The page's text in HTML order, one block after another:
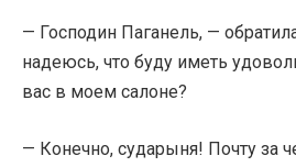
— Господин Паганель, —
надеюсь, что буду иметь
вас в моем салоне?
— Конечно, сударыня! Почту за